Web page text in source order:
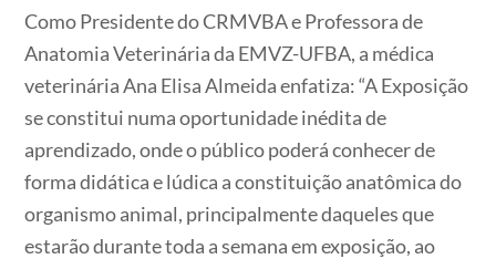
Como Presidente do CRMVBA e Professora de
Anatomia Veterinária da EMVZ-UFBA, a médica
veterinária Ana Elisa Almeida enfatiza: “A Exposição
se constitui numa oportunidade inédita de
aprendizado, onde o público poderá conhecer de
forma didática e lúdica a constituição anatômica do
organismo animal, principalmente daqueles que
estarão durante toda a semana em exposição, ao